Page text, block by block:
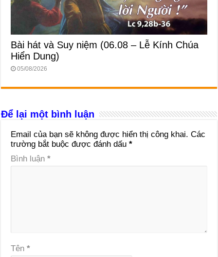
Bài hát và Suy niệm (06.08 – Lễ Kính Chúa
Hiển Dung)
05/08/2026
Để lại một bình luận
Email của bạn sẽ không được hiển thị công khai. Các
trường bắt buộc được đánh dấu*
Bình luận*
Tên*